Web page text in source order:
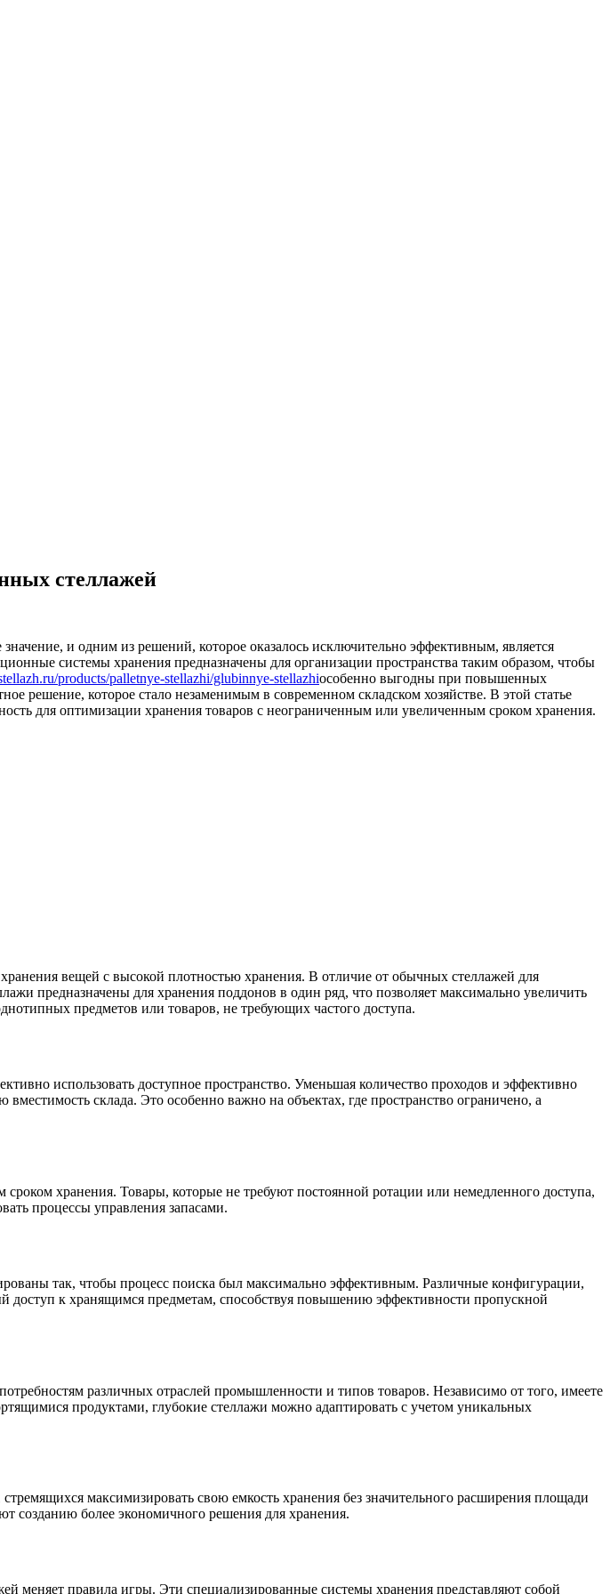
стеллажей
и одним из решений, которое оказалось исключительно эффективным, является
системы хранения предназначены для организации пространства таким образом, чтобы
products/palletnye-stellazhi/glubinnye-stellazhiособенно выгодны при повышенных
решение, которое стало незаменимым в современном складском хозяйстве. В этой статье
для оптимизации хранения товаров с неограниченным или увеличенным сроком хранения.
вещей с высокой плотностью хранения. В отличие от обычных стеллажей для
предназначены для хранения поддонов в один ряд, что позволяет максимально увеличить
предметов или товаров, не требующих частого доступа.
использовать доступное пространство. Уменьшая количество проходов и эффективно
склада. Это особенно важно на объектах, где пространство ограничено, а
хранения. Товары, которые не требуют постоянной ротации или немедленного доступа,
процессы управления запасами.
так, чтобы процесс поиска был максимально эффективным. Различные конфигурации,
к хранящимся предметам, способствуя повышению эффективности пропускной
различных отраслей промышленности и типов товаров. Независимо от того, имеете
продуктами, глубокие стеллажи можно адаптировать с учетом уникальных
максимизировать свою емкость хранения без значительного расширения площади
созданию более экономичного решения для хранения.
меняет правила игры. Эти специализированные системы хранения представляют собой